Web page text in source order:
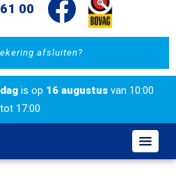
afsluiten?
00
is op 16 augustus van 10:00
tot 17:00